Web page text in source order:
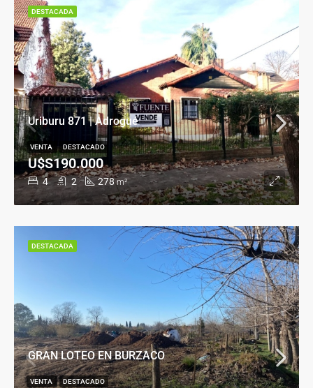
Uriburu 871 | Adrogué
4 2 278 m²
U$S190.000
VENTA DESTACADO
DESTACADA
GRAN LOTEO EN BURZACO
VENTA DESTACADO
DESTACADA